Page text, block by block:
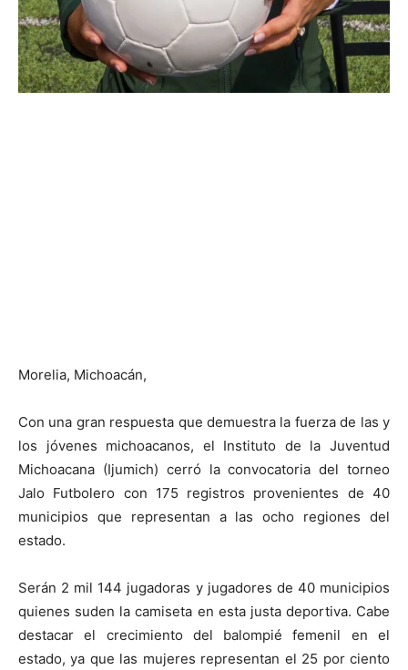
Morelia, Michoacán,
Con una gran respuesta que demuestra la fuerza de las y
los jóvenes michoacanos, el Instituto de la Juventud
Michoacana (Ijumich) cerró la convocatoria del torneo
Jalo Futbolero con 175 registros provenientes de 40
municipios que representan a las ocho regiones del
estado.
Serán 2 mil 144 jugadoras y jugadores de 40 municipios
quienes suden la camiseta en esta justa deportiva. Cabe
destacar el crecimiento del balompié femenil en el
estado, ya que las mujeres representan el 25 por ciento